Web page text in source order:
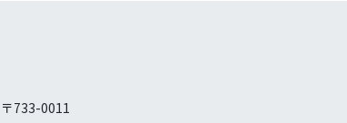
〒733-0011